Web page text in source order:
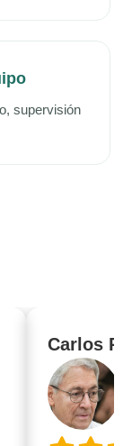
supervisión
Carlos